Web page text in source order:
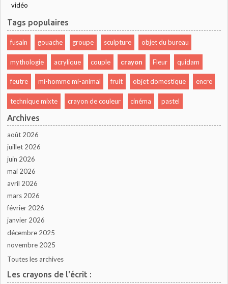
vidéo
Tags populaires
fusain gouache groupe sculpture objet du bureau
mythologie acrylique couple crayon Fleur quidam
feutre mi-homme mi-animal fruit objet domestique encre
technique mixte crayon de couleur cinéma pastel
Archives
août 2026
juillet 2026
juin 2026
mai 2026
avril 2026
mars 2026
février 2026
janvier 2026
décembre 2025
novembre 2025
Toutes les archives
Les crayons de l'écrit :